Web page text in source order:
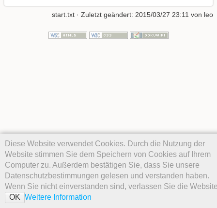
Diese Website verwendet Cookies. Durch die Nutzung der
Website stimmen Sie dem Speichern von Cookies auf Ihrem
Computer zu. Außerdem bestätigen Sie, dass Sie unsere
Datenschutzbestimmungen gelesen und verstanden haben.
Wenn Sie nicht einverstanden sind, verlassen Sie die
OK Weitere Information
start.txt · Zuletzt geändert: 2015/03/27 23:11 von leo